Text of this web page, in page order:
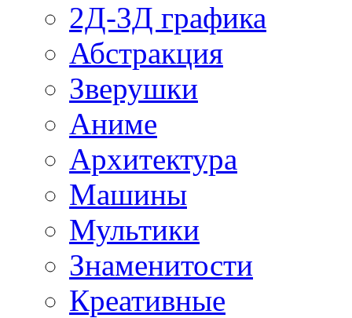
2Д-3Д графика
Абстракция
Зверушки
Аниме
Архитектура
Машины
Мультики
Знаменитости
Креативные